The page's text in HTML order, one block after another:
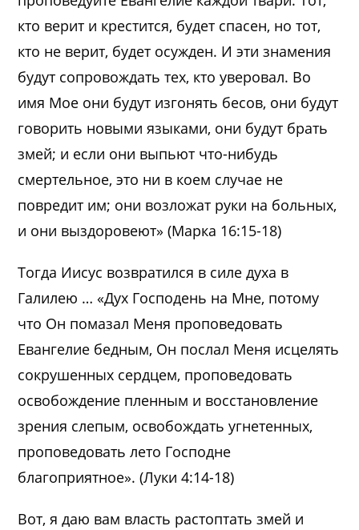
кто верит и крестится, будет спасен, но тот,
кто не верит, будет осужден. И эти знамения
будут сопровождать тех, кто уверовал. Во
имя Мое они будут изгонять бесов, они будут
говорить новыми языками, они будут брать
змей; и если они выпьют что-нибудь
смертельное, это ни в коем случае не
повредит им; они возложат руки на больных,
и они выздоровеют» (Марка 16:15-18)
Тогда Иисус возвратился в силе духа в
Галилею … «Дух Господень на Мне, потому
что Он помазал Меня проповедовать
Евангелие бедным, Он послал Меня исцелять
сокрушенных сердцем, проповедовать
освобождение пленным и восстановление
зрения слепым, освобождать угнетенных,
проповедовать лето Господне
благоприятное». (Луки 4:14-18)
Вот, я даю вам власть растоптать змей и